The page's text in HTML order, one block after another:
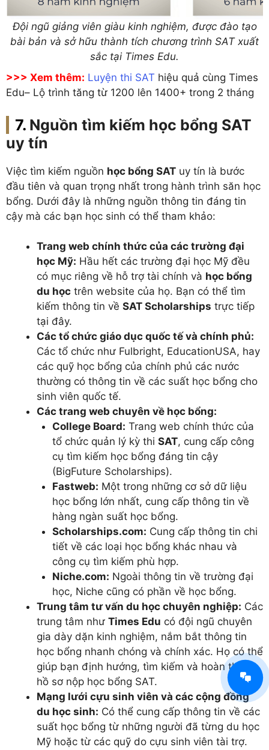
Đội ngũ giảng viên giàu kinh nghiệm, được đào tạo
bài bản và sở hữu thành tích chương trình SAT xuất
sắc tại Times Edu.
>>> Xem thêm: Luyện thi SAT hiệu quả cùng Times
Edu– Lộ trình tăng từ 1200 lên 1400+ trong 2 tháng
Nguồn tìm kiếm học bổng SAT
uy tín
Việc tìm kiếm nguồn học bổng SAT uy tín là bước
đầu tiên và quan trọng nhất trong hành trình săn học
bổng. Dưới đây là những nguồn thông tin đáng tin
cậy mà các bạn học sinh có thể tham khảo:
Trang web chính thức của các trường đại
học Mỹ: Hầu hết các trường đại học Mỹ đều
có mục riêng về hỗ trợ tài chính và học bổng
du học trên website của họ. Bạn có thể tìm
kiếm thông tin về SAT Scholarships trực tiếp
tại đây.
Các tổ chức giáo dục quốc tế và chính phủ:
Các tổ chức như Fulbright, EducationUSA, hay
các quỹ học bổng của chính phủ các nước
thường có thông tin về các suất học bổng cho
sinh viên quốc tế.
Các trang web chuyên về học bổng:
College Board: Trang web chính thức của
tổ chức quản lý kỳ thi SAT, cung cấp công
cụ tìm kiếm học bổng đáng tin cậy
(BigFuture Scholarships).
Fastweb: Một trong những cơ sở dữ liệu
học bổng lớn nhất, cung cấp thông tin về
hàng ngàn suất học bổng.
Scholarships.com: Cung cấp thông tin chi
tiết về các loại học bổng khác nhau và
công cụ tìm kiếm phù hợp.
Niche.com: Ngoài thông tin về trường đại
học, Niche cũng có phần về học bổng.
Trung tâm tư vấn du học chuyên nghiệp: Các
trung tâm như Times Edu có đội ngũ chuyên
gia dày dặn kinh nghiệm, nắm bắt thông tin
học bổng nhanh chóng và chính xác. Họ có thể
giúp bạn định hướng, tìm kiếm và hoàn thiện
hồ sơ nộp học bổng SAT.
Mạng lưới cựu sinh viên và các cộng đồng
du học sinh: Có thể cung cấp thông tin về các
suất học bổng từ những người đã từng du học
Mỹ hoặc từ các quỹ do cựu sinh viên tài trợ.